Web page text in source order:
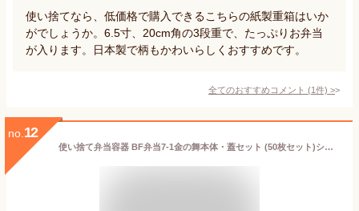
使い捨てなら、低価格で購入できるこちらの紙製重箱はいか
がでしょうか。6.5寸、20cm角の3段重で、たっぷりお弁当
が入ります。日本製で柄もかわいらしくおすすめです。
全てのおすすめコメント (1件) >
no. 12
使い捨て弁当容器 BF弁当7-1金の舞本体・蓋セット (50枚セット)シーピー化成 業務用 使い捨て 容器 業務用 テイクアウト 持ち帰り ランチ